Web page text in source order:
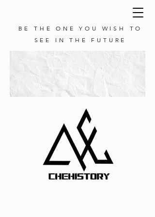
BE THE ONE YOU WISH TO
SEE IN THE FUTURE